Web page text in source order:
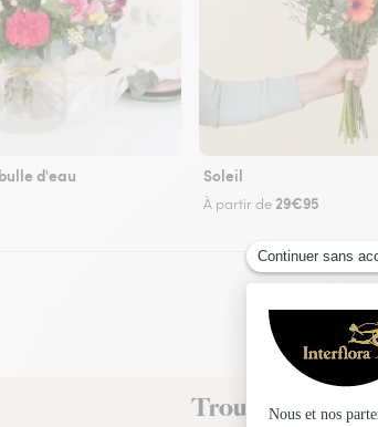
d'eau Soleil
À partir de 29€95
Trouvez un